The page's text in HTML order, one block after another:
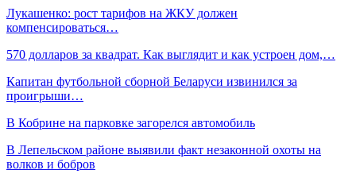
Лукашенко: рост тарифов на ЖКУ должен
компенсироваться…
570 долларов за квадрат. Как выглядит и как устроен дом,…
Капитан футбольной сборной Беларуси извинился за
проигрыши…
В Кобрине на парковке загорелся автомобиль
В Лепельском районе выявили факт незаконной охоты на
волков и бобров